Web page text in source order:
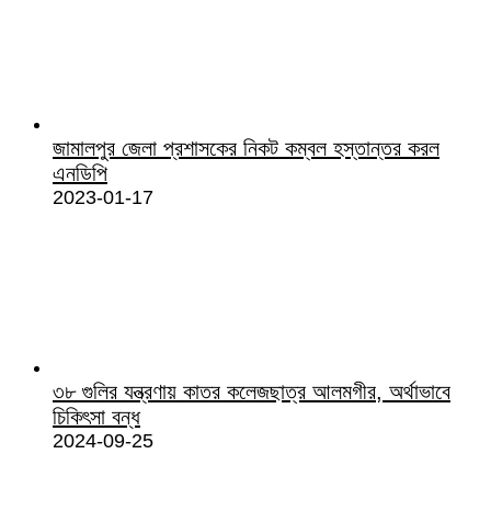
জামালপুর জেলা প্রশাসকের নিকট কম্বল হস্তান্তর করল
এনডিপি
2023-01-17
৩৮ গুলির যন্ত্রণায় কাতর কলেজছাত্র আলমগীর, অর্থাভাবে
চিকিৎসা বন্ধ
2024-09-25